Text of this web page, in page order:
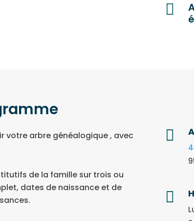

votre arbre généalogique , avec
de la famille sur trois ou
dates de naissance et de

